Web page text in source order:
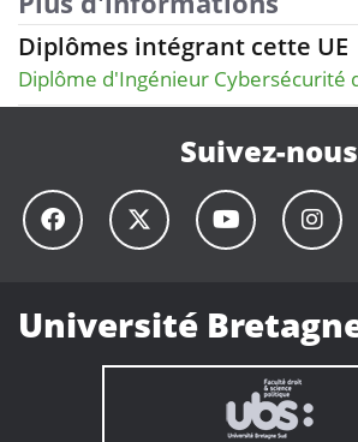
Diplômes intégrant cette UE
Diplôme d'Ingénieur Cybersécurité
Suivez-nous
Université